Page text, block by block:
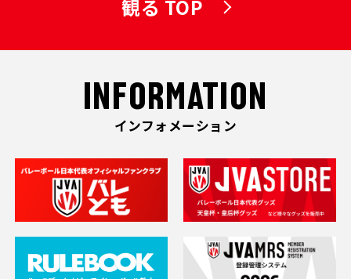
観る TOP
INFORMATION
インフォメーション